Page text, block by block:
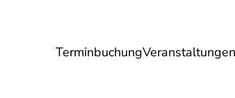
TerminbuchungVeranstaltungen
Gesundheit Energie